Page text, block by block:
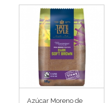
Azúcar Moreno de